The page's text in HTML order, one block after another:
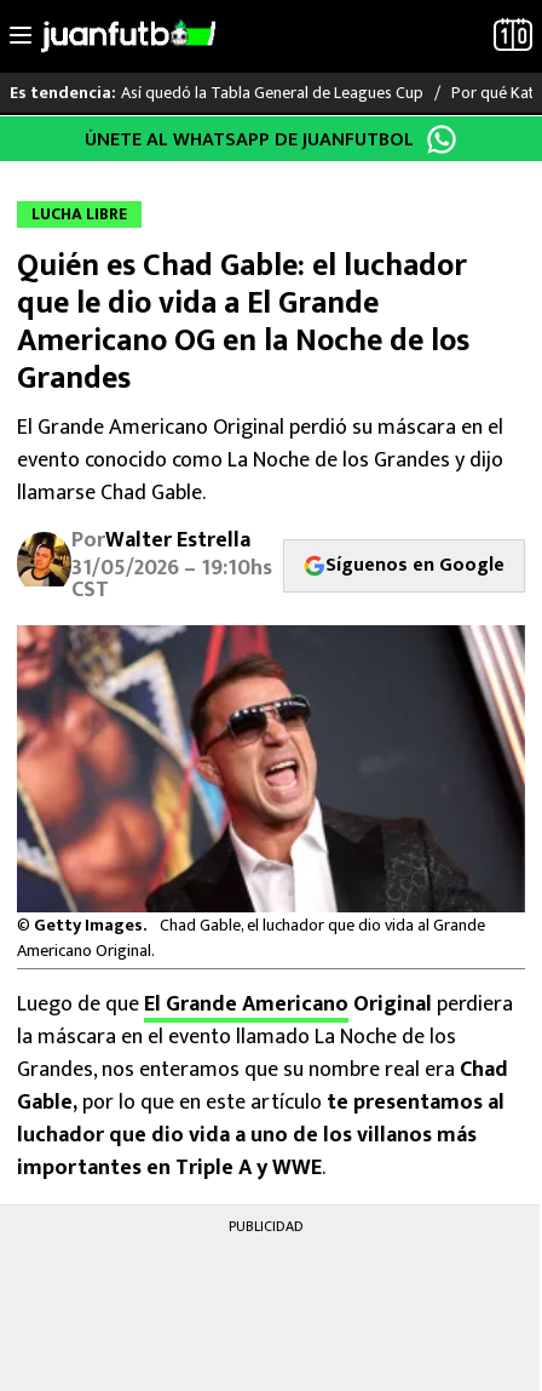
al
Es tendencia: Así quedó la Tabla General de Leagues Cup Por qué
LO ÚLTIMO
LIGA MX
RAYADOS
PUMAS
ATLANTE
SELECCIÓN MEXICANA
FUTBOL INTERNACIONAL
MEXICANOS EN EL EXTRANJERO
FUTBOL ESTUFA
FÓRMULA 1
BOXEO
LIGA MX
NFL
ÚNETE AL WHATSAPP DE JUANFUTBOL
LUCHA LIBRE
Quién es Chad Gable: el luchador
que le dio vida a El Grande
Americano OG en la Noche de los
Grandes
El Grande Americano Original perdió su máscara en el
evento conocido como La Noche de los Grandes y dijo
llamarse Chad Gable.
PorWalter Estrella
31/05/2026 – 19:10hs
CST
Síguenos en Google
© Getty Images. Chad Gable, el luchador que dio vida al Grande
Americano Original.
Luego de queEl Grande Americano Original perdiera
la máscara en el evento llamado La Noche de los
Grandes, nos enteramos que su nombre real era Chad
Gable,por lo que en este artículo te presentamos al
luchador que dio vida a uno de los villanos más
importantes en Triple A y WWE.
PUBLICIDAD